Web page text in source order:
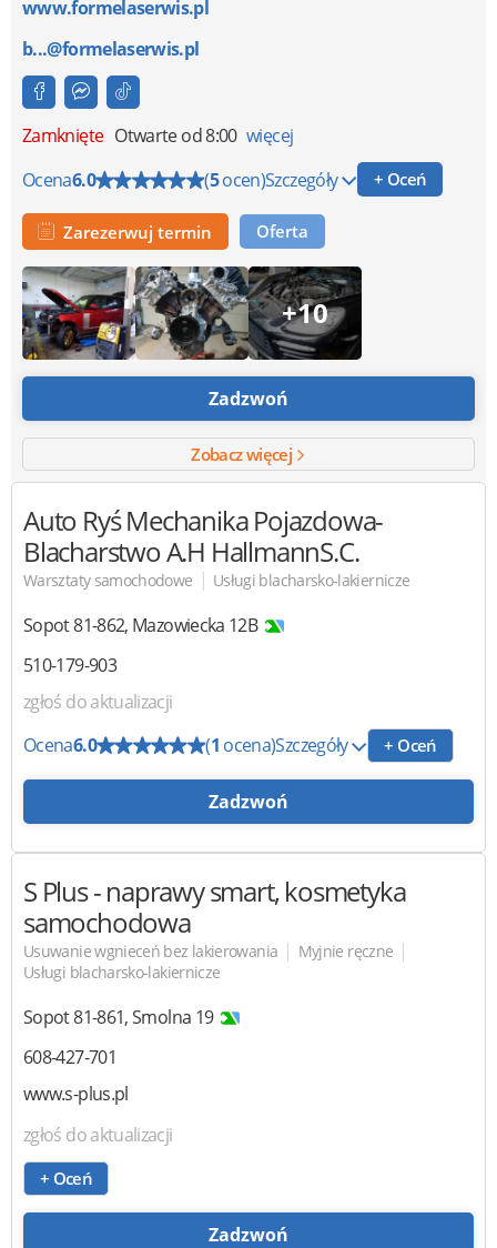
www.formelaserwis.pl
b...@formelaserwis.pl
Zamknięte Otwarte od 8:00 więcej
Ocena6.0 (5ocen)Szczegóły + Oceń
Zarezerwuj termin Oferta
+10
Zadzwoń
Zobacz więcej
Auto Ryś Mechanika Pojazdowa-
BlacharstwoA.H HallmannS.C.
Warsztaty samochodowe | Usługi blacharsko-lakiernicze
Sopot81-862, Mazowiecka 12B
510-179-903
zgłoś do aktualizacji
Ocena6.0 (1 ocena)Szczegóły + Oceń
Zadzwoń
S Plus- naprawy smart, kosmetyka
samochodowa
Usuwanie wgnieceń bez lakierowania | Myjnie ręczne |
Usługi blacharsko-lakiernicze
Sopot81-861,Smolna 19
608-427-701
www.s-plus.pl
zgłoś do aktualizacji
+ Oceń
Zadzwoń